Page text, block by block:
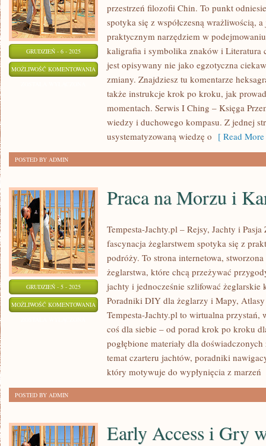
GRUDZIEŃ - 6 - 2025
MOŻLIWOŚĆ KOMENTOWANIA MODA
CHINACH
przestrzeń filozofii Chin. To punkt
spotyka się z współczesną wrażliwością,
praktycznym narzędziem w
kaligrafia i symbolika znaków i Literatura
jest opisywany nie jako egzotyczna
zmiany. Znajdziesz tu komentarze
także instrukcje krok po kroku, jak
momentach. Serwis I Ching – Księga
wiedzy i duchowego kompasu. Z jednej
usystematyzowaną wiedzę o [ Read
POSTED BY ADMIN
GRUDZIEŃ - 5 - 2025
MOŻLIWOŚĆ KOMENTOWANIA PRACA
MORZU
KARIERY
Praca na Morzu i
Tempesta-Jachty.pl – Rejsy, Jachty i
fascynacja żeglarstwem spotyka się z
podróży. To strona internetowa,
żeglarstwa, które chcą przeżywać
jachty i jednocześnie szlifować żeglarskie
Poradniki DIY dla żeglarzy i Mapy,
Tempesta-Jachty.pl to wirtualna
coś dla siebie – od porad krok po kroku
pogłębione materiały dla
temat czarteru jachtów, poradniki
który motywuje do wypłynięcia z marzeń
POSTED BY ADMIN
Early Access i Gry